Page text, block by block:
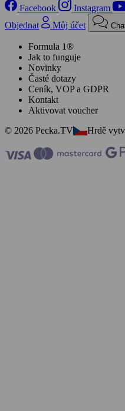
Facebook Instagram
Objednat
Můj účet
Formula 1®
Jak to funguje
Novinky
Časté dotazy
Ceník, VOP a GDPR
Kontakt
Aktivovat voucher
© 2026 Pecka.TV
Hrdě